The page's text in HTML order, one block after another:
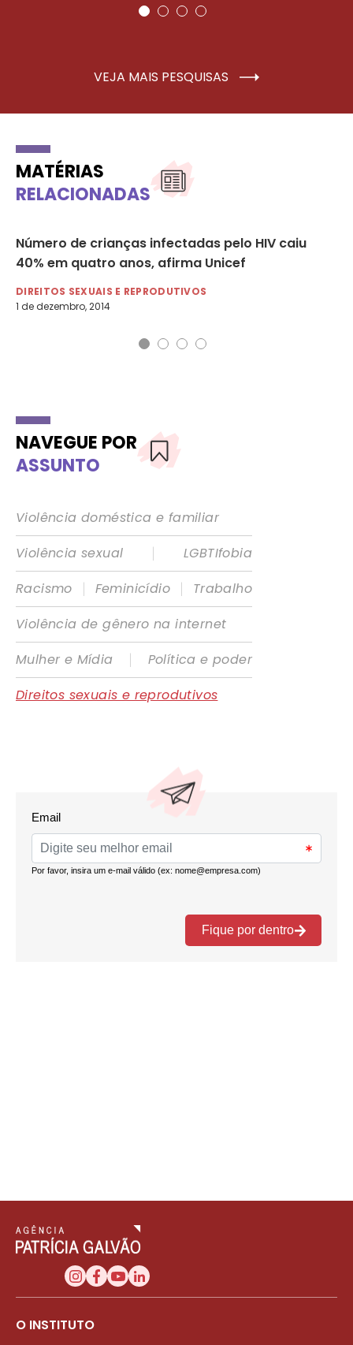
VEJA MAIS PESQUISAS
MATÉRIAS
RELACIONADAS
Número de crianças infectadas pelo HIV caiu
40% em quatro anos, afirma Unicef
DIREITOS SEXUAIS E REPRODUTIVOS
1 de dezembro, 2014
NAVEGUE POR
ASSUNTO
Violência doméstica e familiar
Violência sexual
|
LGBTIfobia
Racismo
| Feminicídio |
Trabalho
Violência de gênero na internet
Mulher e Mídia
|
Política e poder
Direitos sexuais e reprodutivos
O INSTITUTO